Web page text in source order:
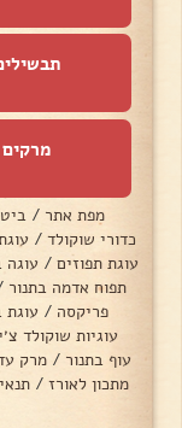
מרקים
מפת אתר /
כדורי שוקולד /
עוגת תפוזים / עוגה
תפוח אדמה בתנור
פריקסה / עוגת
עוגיות שוקולד
עוף בתנור / מרק
מתכון לאורז /